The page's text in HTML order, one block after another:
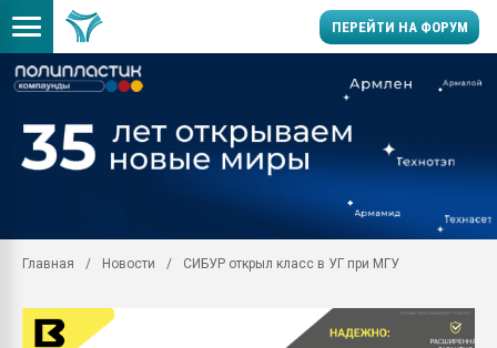
ПЕРЕЙТИ НА ФОРУМ
Вакуум-формовочные
28.07.2026
пластмасс
28.07.2026
ситуацией на
Главная Новости СИБУР открыл класс в УГ при МГУ